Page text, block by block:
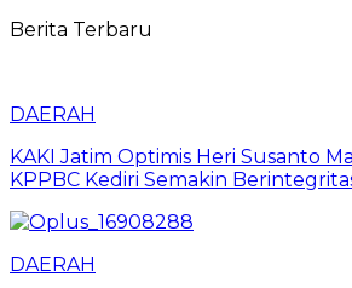
Berita Terbaru
DAERAH
KAKI Jatim Optimis Heri Susanto
KPPBC Kediri Semakin
DAERAH